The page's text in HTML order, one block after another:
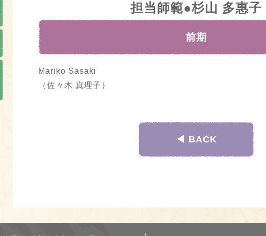
担当師範●杉山 多惠子
前期
Mariko Sasaki
（佐々木 真理子）
◀︎ BACK